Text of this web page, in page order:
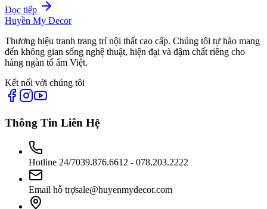
Đọc tiếp
Huyền My Decor
Thương hiệu tranh trang trí nội thất cao cấp. Chúng tôi tự hào mang
đến không gian sống nghệ thuật, hiện đại và đậm chất riêng cho
hàng ngàn tổ ấm Việt.
Kết nối với chúng tôi
Thông Tin Liên Hệ
Hotline 24/7039.876.6612 - 078.203.2222
Email hỗ trợsale@huyenmydecor.com